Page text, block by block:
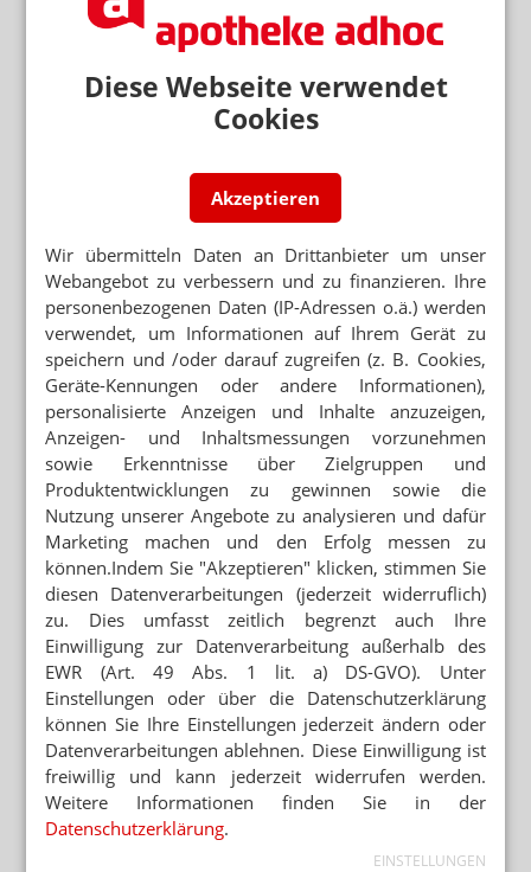
Diese Webseite verwendet
Cookies
Akzeptieren
Wir übermitteln Daten an Drittanbieter um unser
Webangebot zu verbessern und zu finanzieren. Ihre
personenbezogenen Daten (IP-Adressen o.ä.) werden
verwendet, um Informationen auf Ihrem Gerät zu
speichern und /oder darauf zugreifen (z. B. Cookies,
Geräte-Kennungen oder andere Informationen),
personalisierte Anzeigen und Inhalte anzuzeigen,
Anzeigen- und Inhaltsmessungen vorzunehmen
sowie Erkenntnisse über Zielgruppen und
Produktentwicklungen zu gewinnen sowie die
Nutzung unserer Angebote zu analysieren und dafür
Marketing machen und den Erfolg messen zu
können.Indem Sie "Akzeptieren" klicken, stimmen Sie
diesen Datenverarbeitungen (jederzeit widerruflich)
zu. Dies umfasst zeitlich begrenzt auch Ihre
Einwilligung zur Datenverarbeitung außerhalb des
EWR (Art. 49 Abs. 1 lit. a) DS-GVO). Unter
Einstellungen oder über die Datenschutzerklärung
können Sie Ihre Einstellungen jederzeit ändern oder
Datenverarbeitungen ablehnen. Diese Einwilligung ist
freiwillig und kann jederzeit widerrufen werden.
Weitere Informationen finden Sie in der
Datenschutzerklärung.
EINSTELLUNGEN
Das Wichtigste des Tages direkt in
E-MAIL ADRESSE
Jetzt abonnieren
Hinweis zum Newsletter & Datenschutz
Lesen Sie auch
ACHTUNG BEI NATRIUMVERBINDUNGEN
Neue Deklarationsgrundlagen für
Rezepturarzneimittel
KORTISON-REZEPTUREN
Ringversuche: Betamethason und Prednisolon
VZA: HERSTELLUNG OHNE REZEPT
E-Rezept: Vorteil für Zyto-Apotheken
REZEPTUREN AUS FERTIGARZNEIMITTELN
Hash-Code könnte Retaxierungen vermeiden
PKA-AZUBI-SUCHE MIT HASHTAG
Personalsuche: Apothekerin vermisst
Schülerpraktikant:innen
SCHILDDRÜSENBLOCKADE
Keine Jodtabletten – Alternative aus der
Rezeptur
GRUNDLAGENFORSCHUNG UND START-UP-
KULTUR
Endosane: Cannabis-Fertigarzneimittel soll